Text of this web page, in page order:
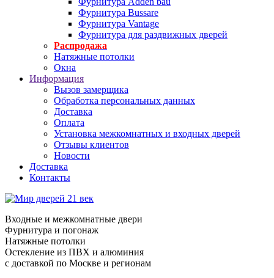
Фурнитура Bussare
Фурнитура Vantage
Фурнитура для раздвижных дверей
Распродажа
Натяжные потолки
Окна
Информация
Вызов замерщика
Обработка персональных данных
Доставка
Оплата
Установка межкомнатных и входных дверей
Отзывы клиентов
Новости
Доставка
Контакты
Входные и межкомнатные двери
Фурнитура и погонаж
Натяжные потолки
Остекление из ПВХ и алюминия
с доставкой по Москве и регионам